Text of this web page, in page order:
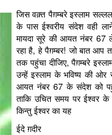
जिस वक़्त पैग़म्बरे इस्लाम
के पास ईश्वरीय संदेश वही
मायदा सूरे की आयत नंबर 67
रहा है, हे पैग़म्बर! जो बात आप
तक पहुंचा दीजिए, पैग़म्बरे
उन्हें इस्लाम के भविष्य की ओर
आयत नंबर 67 के संदेश को
ताकि उचित समय पर ईश्वर
किन्तु ईश्वर का यह
ईदे ग़दीर